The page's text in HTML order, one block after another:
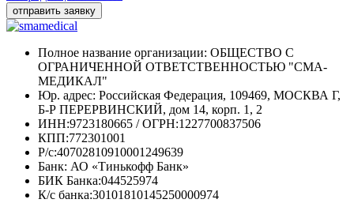
отправить заявку
Полное название организации: ОБЩЕСТВО С
ОГРАНИЧЕННОЙ ОТВЕТСТВЕННОСТЬЮ "СМА-
МЕДИКАЛ"
Юр. адрес: Российская Федерация, 109469, МОСКВА Г,
Б-Р ПЕРЕРВИНСКИЙ, дом 14, корп. 1, 2
ИНН:9723180665 / ОГРН:1227700837506
КПП:772301001
Р/с:40702810910001249639
Банк: АО «Тинькофф Банк»
БИК Банка:044525974
К/с банка:30101810145250000974